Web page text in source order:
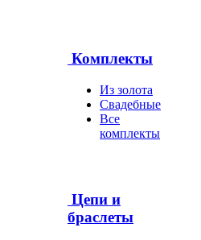
Комплекты
Из золота
Свадебные
Все
комплекты
Цепи и
браслеты